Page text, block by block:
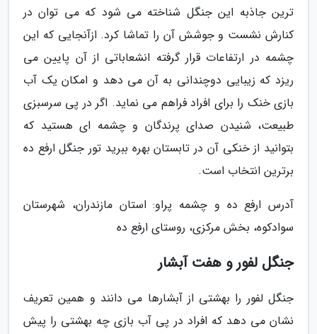
ترین جاذبه این جنگل شناخته می شود که می توان در
کنارش نشست و جوشش آن را تماشا کرد. ازآنجایی که این
چشمه در ارتفاعات قرار گرفته انشعاباتی از آن پایین می
ریزد که زیبایی دوچندانی به آن می دهد و امکان یک آب
بازی خنک را برای افراد فراهم می نماید. اگر در پی سرسبزی
طبیعت، شنیدن صدای پرندگان و چشمه ای هستید که
بتوانید از خنکی آن در تابستان بهره ببرید تور جنگل ارفع ده
برترین انتخاب است.
آدرس ارفع ده و چشمه پراو: استان مازندران، شهرستان
سوادکوه، بخش مرکزی، روستای ارفع ده
جنگل لفور و هفت آبشار
جنگل لفور را بهشتی از آبشارها می دانند و همین تعریف
نشان می دهد که افراد در پی آب بازی چه بهشتی را پیش